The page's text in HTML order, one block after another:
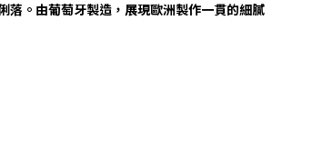
落。由葡萄牙製造，展現歐洲製作一貫的細膩